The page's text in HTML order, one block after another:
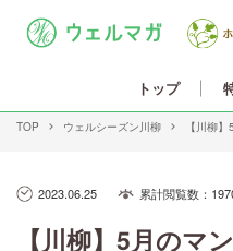
トップ
TOP ウェルシーズン川柳 【川柳
2023.06.25 累計閲覧数：
【川柳】5月のマ